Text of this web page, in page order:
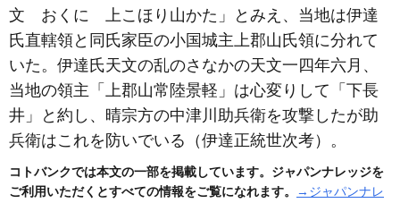
文 おくに 上こほり山かた」とみえ、当地は伊達
氏直轄領と同氏家臣の小国城主上郡山氏領に分れて
いた。伊達氏天文の乱のさなかの天文一四年六月、
当地の領主「上郡山常陸景軽」は心変りして「下長
井」と約し、晴宗方の中津川助兵衛を攻撃したが助
兵衛はこれを防いでいる （伊達正統世次考） 。
コトバンクでは本文の一部を掲載しています。ジャパンナレッジを
ご利用いただくとすべての情報をご覧になれます。
→ジャパンナレ